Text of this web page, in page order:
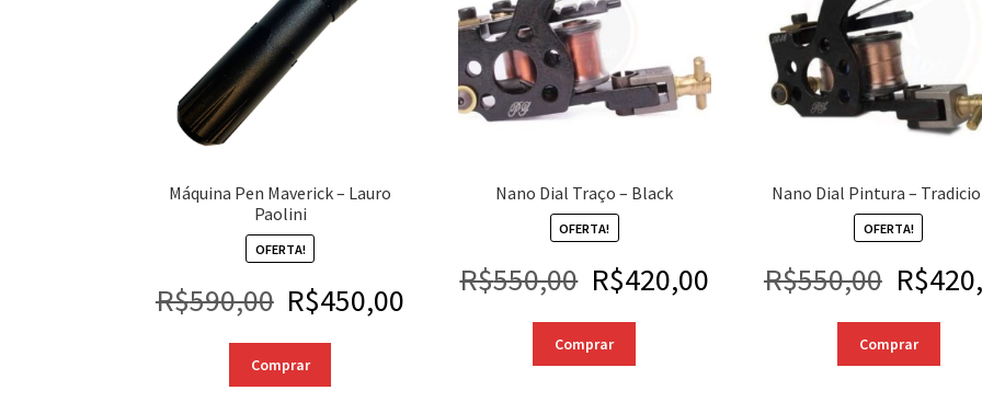
Máquina Pen Maverick – Lauro
Paolini
OFERTA!
R$590,00 R$450,00
Comprar
Nano Dial Traço – Black
OFERTA!
R$550,00 R$420,00
Comprar
Nano Dial Pintura –
OFERTA!
R$550,00 R$
Comprar